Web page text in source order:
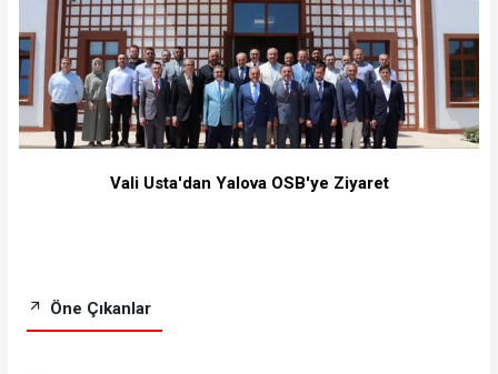
Vali Usta'dan Yalova OSB'ye Ziyaret
Öne Çıkanlar